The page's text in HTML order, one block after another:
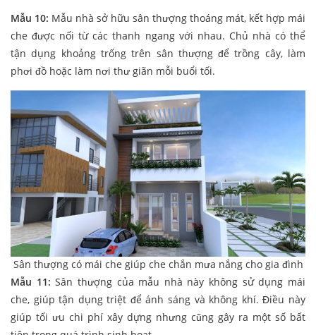
Mẫu 10: Mẫu nhà sở hữu sân thượng thoáng mát, kết hợp mái
che được nối từ các thanh ngang với nhau. Chủ nhà có thể
tận dụng khoảng trống trên sân thượng để trồng cây, làm
phơi đồ hoặc làm nơi thư giãn mỗi buổi tối.
Sân thượng có mái che giúp che chắn mưa nắng cho gia đình
Mẫu 11: Sân thượng của mẫu nhà này không sử dụng mái
che, giúp tận dụng triệt để ánh sáng và không khí. Điều này
giúp tối ưu chi phí xây dựng nhưng cũng gây ra một số bất